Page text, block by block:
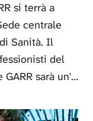
si terrà a
centrale
Sanità. Il
del
sarà un'…